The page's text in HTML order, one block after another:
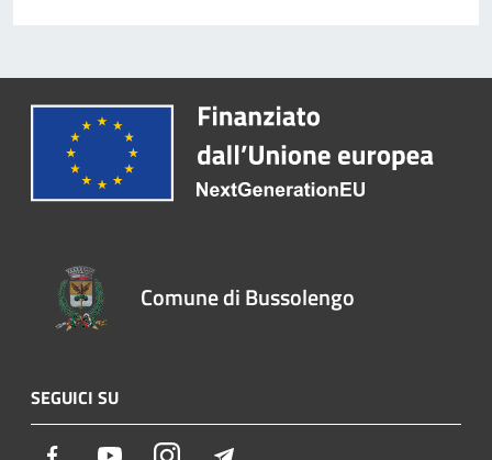
Comune di Bussolengo
SEGUICI SU
Facebook YoutubeInstagram